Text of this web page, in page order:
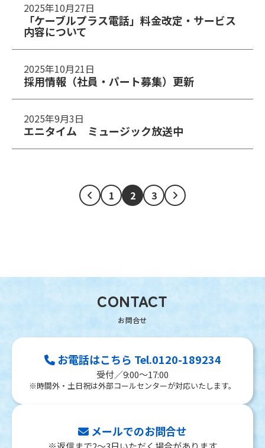
「ケーブルプラス電話」料金改定・サービス
内容について
2025年10月27日
採用情報（社員・パート募集）更新
2025年10月21日
エニタイム ミュージック放送中
2025年9月3日
1 2 3
CONTACT
お電話はこちら Tel.0120-189234
受付／9:00～17:00
※時間外・土日祝は外部コールセンターが対応いたします。
メールでのお問合せ